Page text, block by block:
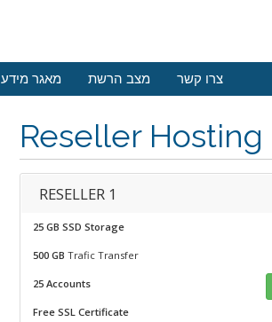
מאגר מידע מצב הרשת צרו קשר
Reseller Hosting
RESELLER 1
25 GB SSD Storage
500 GB Trafic Transfer
25 Accounts
Free SSL Certificate